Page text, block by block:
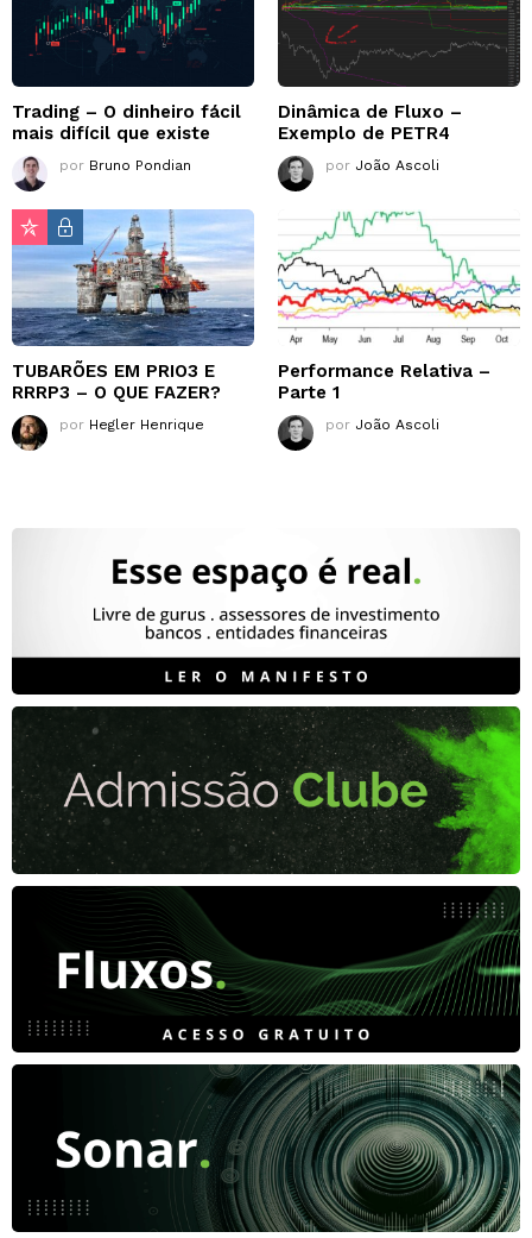
Trading – O dinheiro fácil
mais difícil que existe
por Bruno Pondian
Dinâmica de Fluxo –
Exemplo de PETR4
por João Ascoli
TUBARÕES EM PRIO3 E
RRRP3 – O QUE FAZER?
por Hegler Henrique
Performance Relativa –
Parte 1
por João Ascoli